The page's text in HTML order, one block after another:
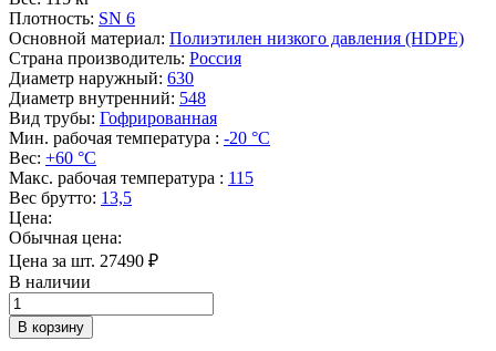
Плотность: SN 6
Основной материал: Полиэтилен низкого давления (HDPE)
Страна производитель: Россия
Диаметр наружный: 630
Диаметр внутренний: 548
Вид трубы: Гофрированная
Мин. рабочая температура : -20 °С
Вес: +60 °С
Макс. рабочая температура : 115
Вес брутто: 13,5
Цена:
Обычная цена:
Цена за шт. 27490 ₽
В наличии
Количество
товара
Труба
В корзину